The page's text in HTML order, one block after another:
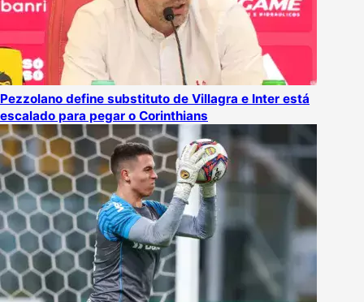
Pezzolano define substituto de Villagra e Inter está
escalado para pegar o Corinthians